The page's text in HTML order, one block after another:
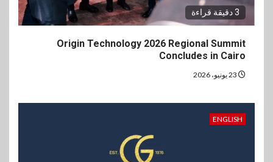
3 دقيقة قراءة
Origin Technology 2026 Regional Summit
Concludes in Cairo
ENGLISH